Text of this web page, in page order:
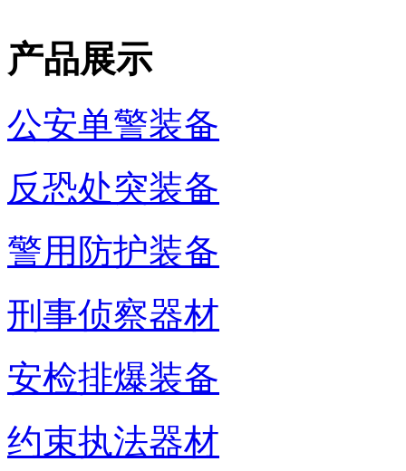
产品展示
公安单警装备
反恐处突装备
警用防护装备
刑事侦察器材
安检排爆装备
约束执法器材